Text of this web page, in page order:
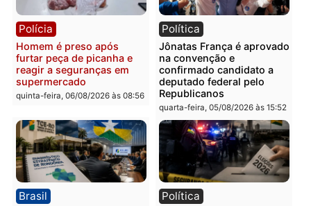
Polícia
Homem é esfaqueado no
tórax durante briga com
vizinho no bairro Ulysses
Guimarães
quinta-feira, 06/08/2026 às 09:24
Polícia
Três suspeitos ligados a
facção criminosa são
presos por receptação e
adulteração de veículos
em Porto Velho
quinta-feira, 06/08/2026 às